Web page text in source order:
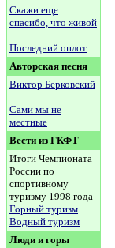
Скажи еще
спасибо, что живой
Последний оплот
Авторская песня
Виктор Берковский
Сами мы не
местные
Вести из ГКФТ
Итоги Чемпионата
России по
спортивному
туризму 1998 года
Горный туризм
Водный туризм
Люди и горы